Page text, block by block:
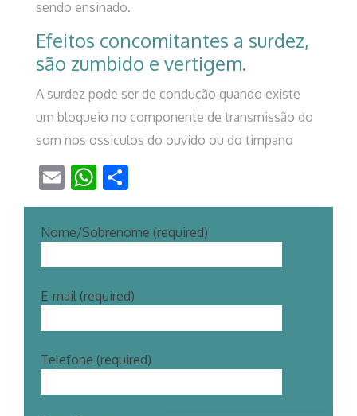
sendo ensinado.
Efeitos concomitantes a surdez,
são zumbido e vertigem.
A surdez pode ser de condução quando existe
um bloqueio no componente de transmissão do
som nos ossiculos do ouvido ou do timpano
Email WhatsApp
Nome/Sobrenome (required)
E-mail (required)
Telefone (required)